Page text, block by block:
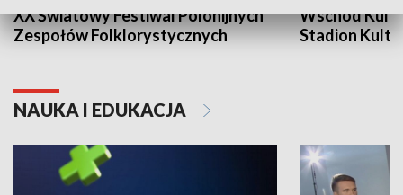
XX Światowy Festiwal Polonijnych
Zespołów Folklorystycznych
Wschód
Stadion
NAUKA I EDUKACJA